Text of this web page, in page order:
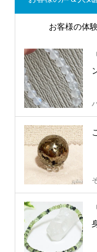
お客様の体